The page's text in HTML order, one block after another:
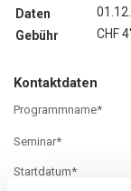
Daten
Gebühr
CHF
Kontaktdaten
Programmname*
Seminar*
Startdatum*